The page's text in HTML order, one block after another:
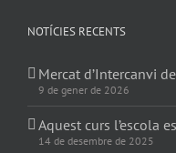
NOTÍCIES RECENTS
Mercat d’Intercanvi
9 de gener de 2026
Aquest curs l’escola
14 de desembre de 2025